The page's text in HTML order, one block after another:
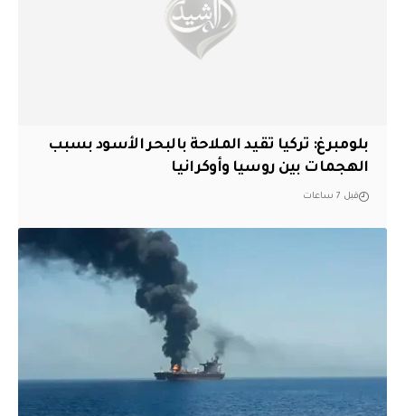
بلومبرغ: تركيا تقيد الملاحة بالبحر الأسود بسبب
الهجمات بين روسيا وأوكرانيا
قبل 7 ساعات